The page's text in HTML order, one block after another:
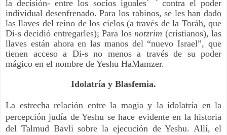
la decisión- entre los socios iguales
contra el poder
individual desenfrenado. Para los rabinos, se les han dado
las llaves del reino de los cielos (a través de la Toráh, que
Di-s decidió entregarles); Para los notzrim (cristianos), las
llaves están ahora en las manos del “nuevo Israel”, que
tienen acceso a Di-s no menos a través de su poder
mágico en el nombre de Yeshu HaMamzer.
Idolatría y Blasfemia.
La estrecha relación entre la magia y la idolatría en la
percepción judía de Yeshu se hace evidente en la historia
del Talmud Bavli sobre la ejecución de Yeshu. Allí, el